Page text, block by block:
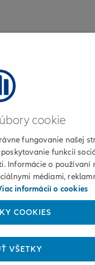
cookie
fungovanie našej
funkcií
Informácie o používaní
médiami,
informácií o cookies
COOKIES
VŠETKY